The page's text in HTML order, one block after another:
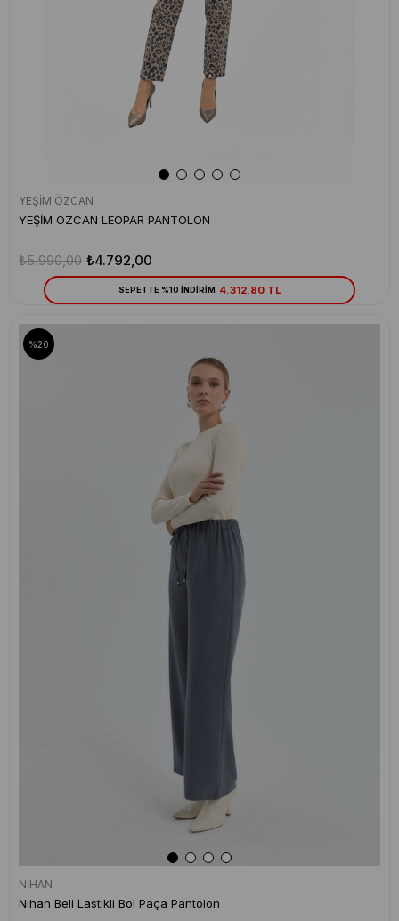
YEŞİM ÖZCAN
YEŞİM ÖZCAN LEOPAR PANTOLON
₺4.792,00
₺5.990,00
SEPETTE %10 İNDİRİM 4.312,80 TL
NİHAN
Nihan Beli Lastikli Bol Paça Pantolon
%20